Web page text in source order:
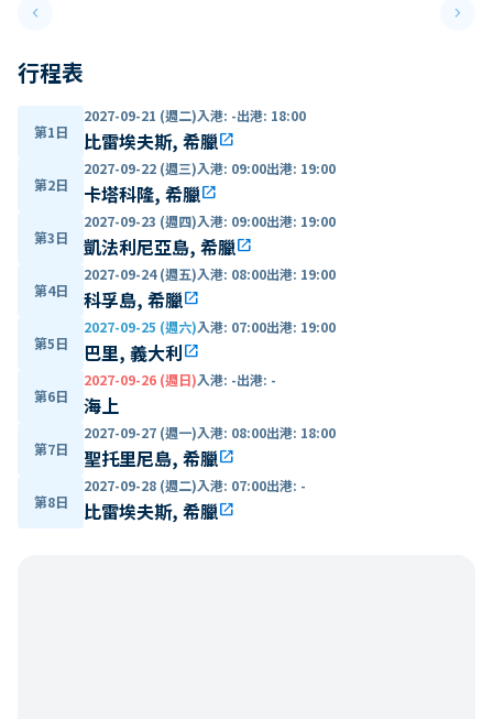
keyboard_arrow_leftPrevious slide keyboard_arrow_right
行程表
第1日
2027-09-21 (週二)入港: -出港: 18:00
比雷埃夫斯, 希臘open_in_new
第2日
2027-09-22 (週三)入港: 09:00出港: 19:00
卡塔科隆, 希臘open_in_new
第3日
2027-09-23 (週四)入港: 09:00出港: 19:00
凱法利尼亞島, 希臘open_in_new
第4日
2027-09-24 (週五)入港: 08:00出港: 19:00
科孚島, 希臘open_in_new
第5日
2027-09-25 (週六)入港: 07:00出港: 19:00
巴里, 義大利open_in_new
第6日
2027-09-26 (週日)入港: -出港: -
海上
第7日
2027-09-27 (週一)入港: 08:00出港: 18:00
聖托里尼島, 希臘open_in_new
第8日
2027-09-28 (週二)入港: 07:00出港: -
比雷埃夫斯, 希臘open_in_new